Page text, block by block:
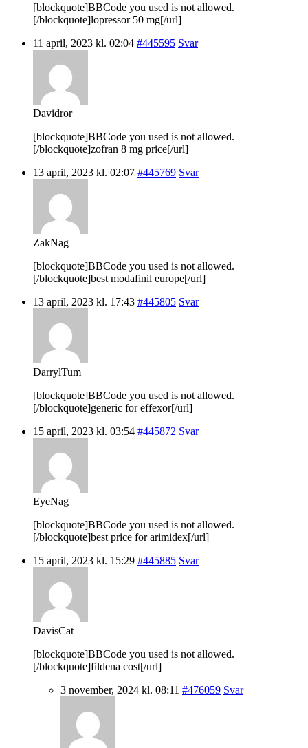
[blockquote]BBCode you used is not allowed.
[/blockquote]lopressor 50 mg[/url]
11 april, 2023 kl. 02:04 #445595 Svar
Davidror
[blockquote]BBCode you used is not allowed.
[/blockquote]zofran 8 mg price[/url]
13 april, 2023 kl. 02:07 #445769 Svar
ZakNag
[blockquote]BBCode you used is not allowed.
[/blockquote]best modafinil europe[/url]
13 april, 2023 kl. 17:43 #445805 Svar
DarrylTum
[blockquote]BBCode you used is not allowed.
[/blockquote]generic for effexor[/url]
15 april, 2023 kl. 03:54 #445872 Svar
EyeNag
[blockquote]BBCode you used is not allowed.
[/blockquote]best price for arimidex[/url]
15 april, 2023 kl. 15:29 #445885 Svar
DavisCat
[blockquote]BBCode you used is not allowed.
[/blockquote]fildena cost[/url]
3 november, 2024 kl. 08:11 #476059 Svar